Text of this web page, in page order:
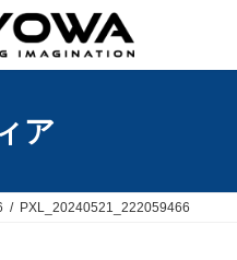
ア
PXL_20240521_222059466